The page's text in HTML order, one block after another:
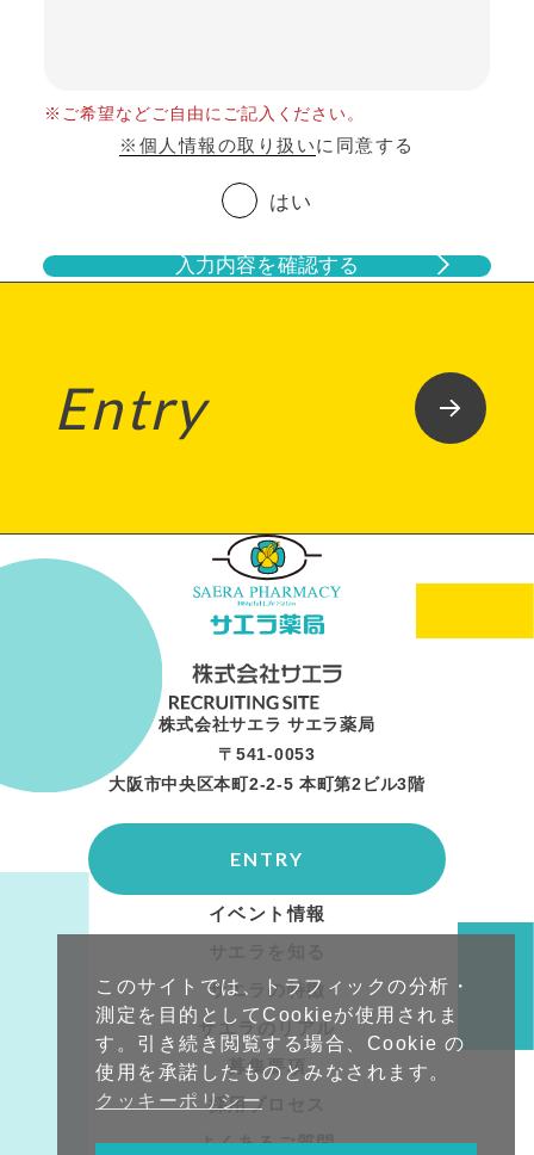
※ご希望などご自由にご記入ください。
※個人情報の取り扱いに同意する
はい
入力内容を確認する
Entry
株式会社サエラ サエラ薬局
〒541-0053
大阪市中央区本町2-2-5 本町第2ビル3階
イベント情報
サエラの特徴
サエラのリアル
募集要項
採用プロセス
よくあるご質問
ENTRY
このサイトでは、トラフィックの分析・
測定を目的としてCookieが使用されま
す。引き続き閲覧する場合、Cookie の
使用を承諾したものとみなされます。
クッキーポリシー